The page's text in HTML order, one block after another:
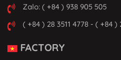
Zalo: ( +84 ) 938 905 505
( +84 ) 28 3511 4778 - ( +84 )
FACTORY